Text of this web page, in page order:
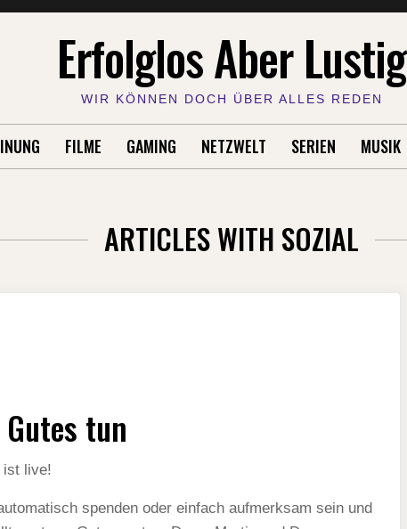
Erfolglos Aber Lustig
WIR KÖNNEN DOCH ÜBER ALLES REDEN
FILME GAMING NETZWELT SERIEN MUSIK
ARTICLES WITH SOZIAL
tun
ist live!
spenden oder einfach aufmerksam sein und